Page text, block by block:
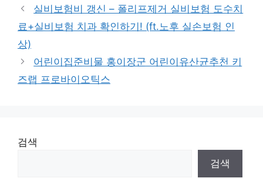
실비보험비 갱신 – 폴리프제거 실비보험 도수치
료+실비보험 치과 확인하기! (ft.노후 실손보험 인
상)
어린이집준비물 홍이장군 어린이유산균추천 키
즈랩 프로바이오틱스
검색
검색